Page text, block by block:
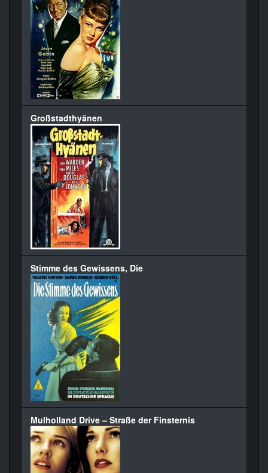
Großstadthyänen
Stimme des Gewissens, Die
Mulholland Drive – Straße der Finsternis